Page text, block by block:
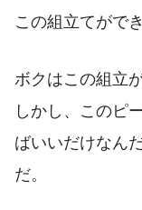
この組立てがで
ボクはこの組立
しかし、このピ
ばいいだけなん
だ。